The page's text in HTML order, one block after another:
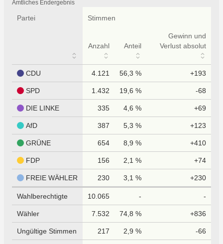
tabellarisch
Amtliches Endergebnis
Partei Stimmen
Anzahl Anteil
Gewinn und
Verlust absolut
CDU 4.121 56,3 % +193
SPD 1.432 19,6 % -68
DIE LINKE 335 4,6 % +69
AfD 387 5,3 % +123
GRÜNE 654 8,9 % +410
FDP 156 2,1 % +74
FREIE WÄHLER 230 3,1 % +230
Wahlberechtigte 10.065 - -
Wähler 7.532 74,8 % +836
Ungültige Stimmen 217 2,9 % -66